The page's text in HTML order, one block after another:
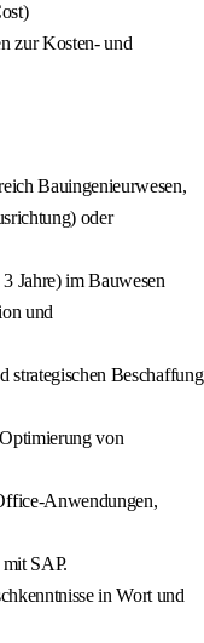
zur Kosten- und
Bauingenieurwesen,
oder
Jahre) im Bauwesen
und
strategischen Beschaffung
von
Anwendungen,
SAP.
in Wort und